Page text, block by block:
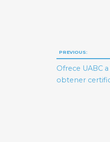
de
PREVIOUS:
Ofrece UABC
obtener